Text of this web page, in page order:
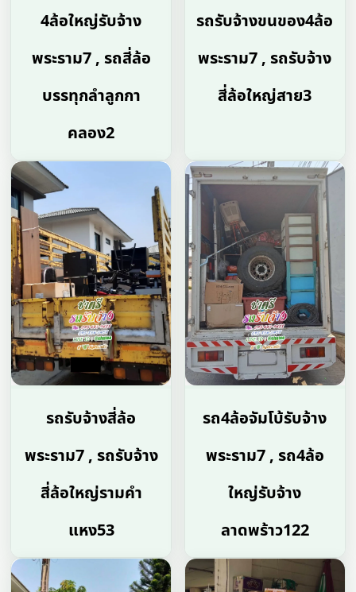
4ล้อใหญ่รับจ้าง
พระราม7 , รถสี่ล้อ
บรรทุกลำลูกกา
คลอง2
รถรับจ้างขนของ4ล้อ
พระราม7 , รถรับจ้าง
สี่ล้อใหญ่สาย3
รถรับจ้างสี่ล้อ
พระราม7 , รถรับจ้าง
สี่ล้อใหญ่รามคํา
แหง53
รถ4ล้อจัมโบ้รับจ้าง
พระราม7 , รถ4ล้อ
ใหญ่รับจ้าง
ลาดพร้าว122